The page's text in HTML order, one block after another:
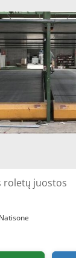
roletų juostos